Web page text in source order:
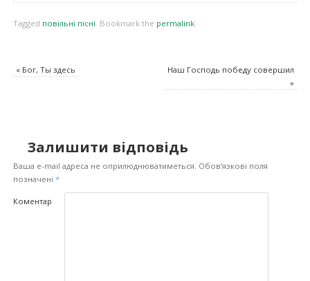
Tagged повільні пісні. Bookmark the permalink.
«Бог, Ты здесь
Наш Господь победу совершил
»
Залишити відповідь
Ваша e-mail адреса не оприлюднюватиметься. Обов’язкові поля
позначені *
Коментар